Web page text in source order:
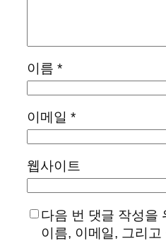
이름 *
이메일 *
웹사이트
다음 번 댓글 작성을
이름, 이메일, 그리